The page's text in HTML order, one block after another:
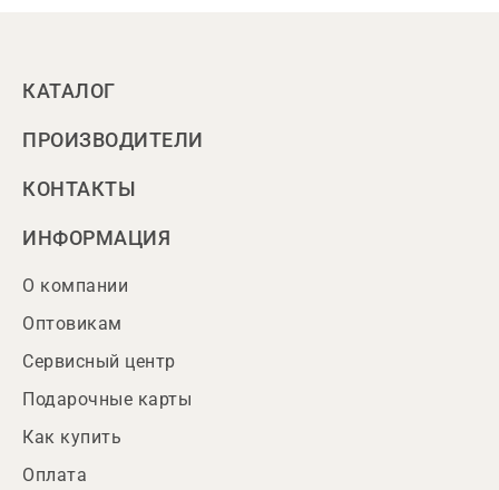
КАТАЛОГ
ПРОИЗВОДИТЕЛИ
КОНТАКТЫ
ИНФОРМАЦИЯ
О компании
Оптовикам
Сервисный центр
Подарочные карты
Как купить
Оплата